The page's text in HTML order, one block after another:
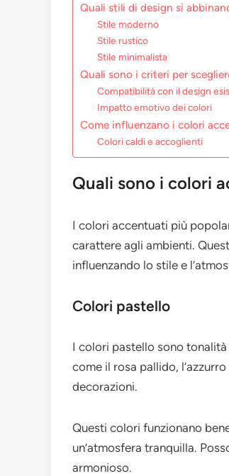
Quali stili di design si
Stile moderno
Stile rustico
Stile minimalista
Quali sono i criteri per
Compatibilità con il design
Impatto emotivo dei colori
Come influenzano i colori
Colori caldi e accoglienti
Quali sono i colori
I colori accentuati più
carattere agli ambienti.
influenzando lo stile e
Colori pastello
I colori pastello sono tonalità
come il rosa pallido,
decorazioni.
Questi colori funzionano
un’atmosfera tranquilla.
armonioso.